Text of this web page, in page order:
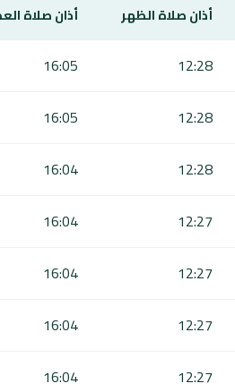
أذان صلاة الظهر أذان صلاة
12:28
16:05
12:28
16:05
12:28
16:04
12:27
16:04
12:27
16:04
12:27
16:04
12:27
16:04